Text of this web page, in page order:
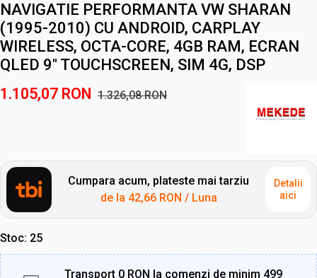
NAVIGATIE PERFORMANTA VW SHARAN
(1995-2010) CU ANDROID, CARPLAY
WIRELESS, OCTA-CORE, 4GB RAM, ECRAN
QLED 9" TOUCHSCREEN, SIM 4G, DSP
1.105,07 RON 1.326,08RON
Cumpara acum, plateste mai tarziu
de la 42,66 RON / Luna
Detalii
aici
Stoc 25
Transport 0 RON la comenzi de minim 499